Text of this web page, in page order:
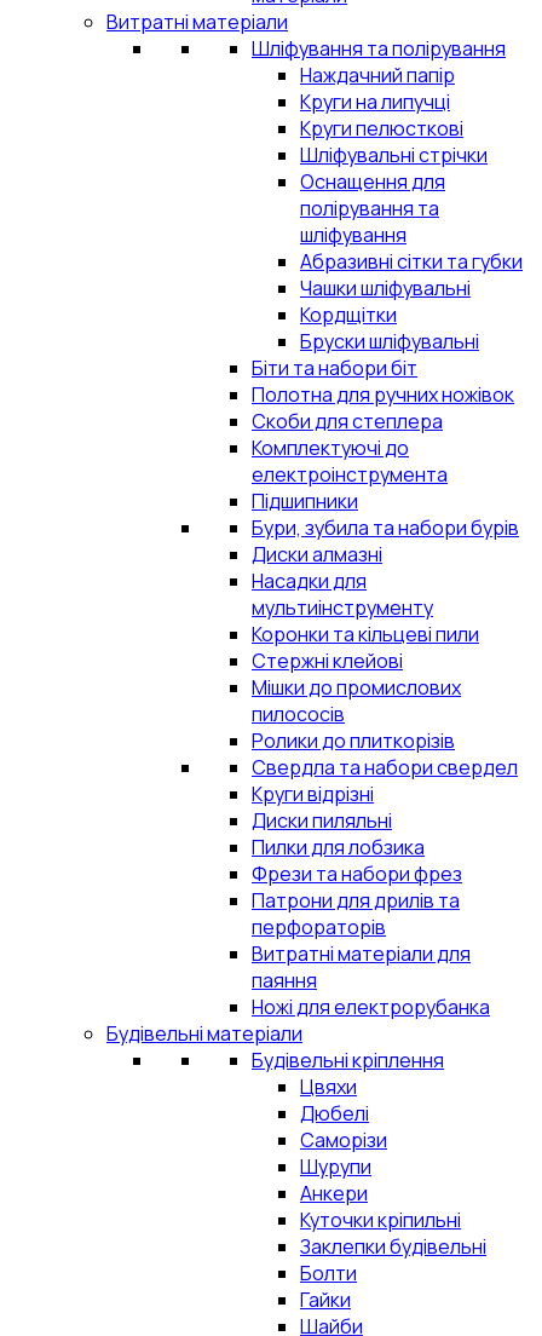
Витратні матеріали
Шліфування та полірування
Наждачний папір
Круги на липучці
Круги пелюсткові
Шліфувальні стрічки
Оснащення для
полірування та
шліфування
Абразивні сітки та губки
Чашки шліфувальні
Кордщітки
Бруски шліфувальні
Біти та набори біт
Полотна для ручних ножівок
Скоби для степлера
Комплектуючі до
електроінструмента
Підшипники
Бури, зубила та набори бурів
Диски алмазні
Насадки для
мультиінструменту
Коронки та кільцеві пили
Стержні клейові
Мішки до промислових
пилососів
Ролики до плиткорізів
Свердла та набори свердел
Круги відрізні
Диски пиляльні
Пилки для лобзика
Фрези та набори фрез
Патрони для дрилів та
перфораторів
Витратні матеріали для
паяння
Ножі для електрорубанка
Будівельні матеріали
Будівельні кріплення
Цвяхи
Дюбелі
Саморізи
Шурупи
Анкери
Куточки кріпильні
Заклепки будівельні
Болти
Гайки
Шайби